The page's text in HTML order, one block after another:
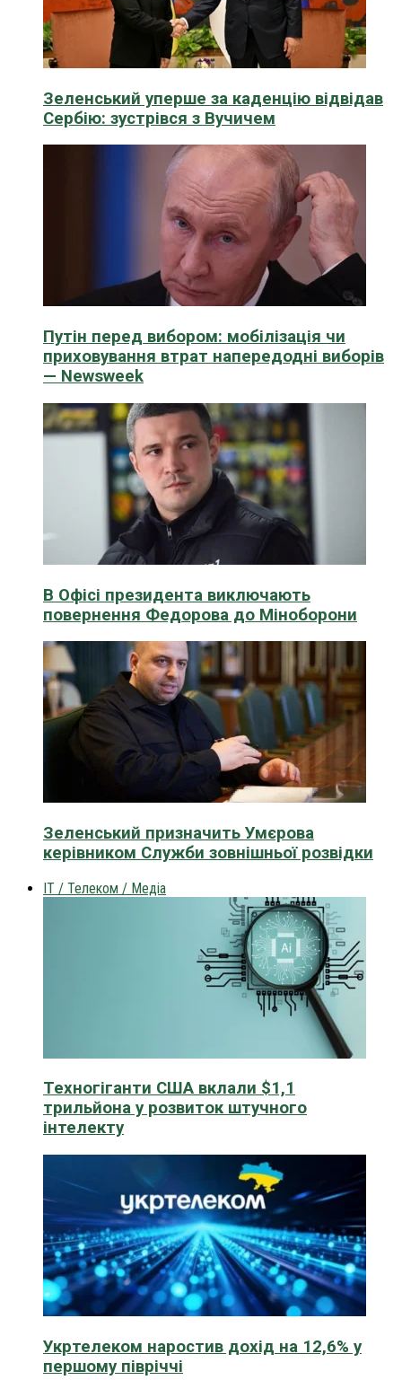
Зеленський уперше за каденцію відвідав
Сербію: зустрівся з Вучичем
Путін перед вибором: мобілізація чи
приховування втрат напередодні виборів
— Newsweek
В Офісі президента виключають
повернення Федорова до Міноборони
Зеленський призначить Умєрова
керівником Служби зовнішньої розвідки
IT / Телеком / Медіа
Техногіганти США вклали $1,1
трильйона у розвиток штучного
інтелекту
Укртелеком наростив дохід на 12,6% у
першому півріччі